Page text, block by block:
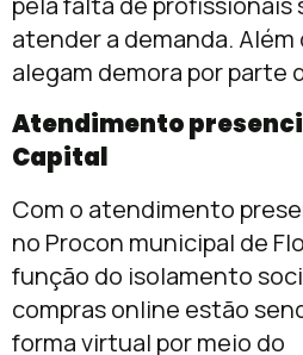
atender a demanda.
alegam demora por parte
Atendimento
Capital
Com o atendimento
no Procon municipal de
função do isolamento
compras online estão
forma virtual por meio do